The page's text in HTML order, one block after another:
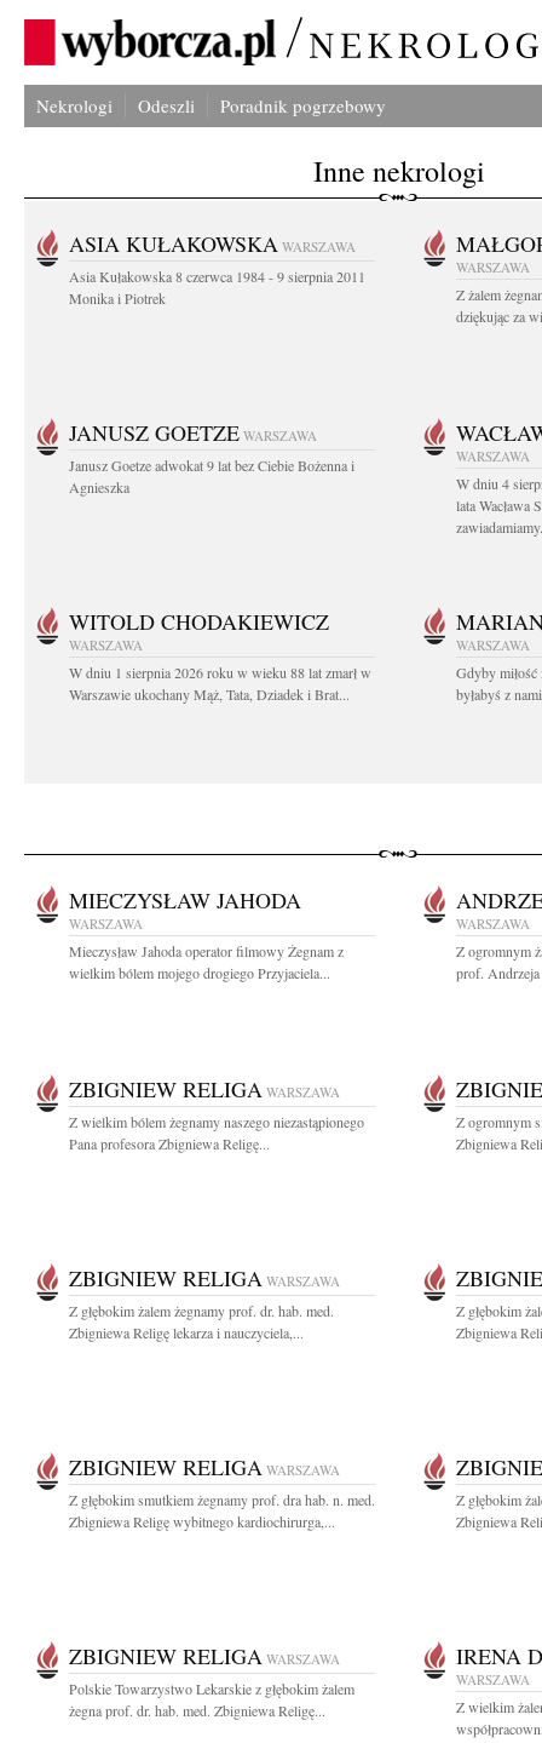
Nekrologi Odeszli Poradnik pogrzebowy
Inne nekrologi
ASIA KUŁAKOWSKA WARSZAWA
Asia Kułakowska 8 czerwca 1984 - 9 sierpnia 2011
Monika i Piotrek
WARSZAWA
Z żalem
dziękując za
JANUSZ GOETZE WARSZAWA
Janusz Goetze adwokat 9 lat bez Ciebie Bożenna i
Agnieszka
WARSZAWA
W dniu 4
lata Wacława
WITOLD CHODAKIEWICZ
WARSZAWA
W dniu 1 sierpnia 2026 roku w wieku 88 lat zmarł w
Warszawie ukochany Mąż, Tata, Dziadek i Brat...
WARSZAWA
Gdyby miłość
byłabyś z
MIECZYSŁAW JAHODA
WARSZAWA
Mieczysław Jahoda operator filmowy Żegnam z
wielkim bólem mojego drogiego Przyjaciela...
WARSZAWA
Z ogromnym
prof. Andrzeja
ZBIGNIEW RELIGA WARSZAWA
Z wielkim bólem żegnamy naszego niezastąpionego
Pana profesora Zbigniewa Religę...
Z ogromnym
Zbigniewa
ZBIGNIEW RELIGA WARSZAWA
Z głębokim żalem żegnamy prof. dr. hab. med.
Zbigniewa Religę lekarza i nauczyciela,...
Z głębokim
Zbigniewa
ZBIGNIEW RELIGA WARSZAWA
Z głębokim smutkiem żegnamy prof. dra hab. n. med.
Zbigniewa Religę wybitnego kardiochirurga,...
Z głębokim
Zbigniewa
ZBIGNIEW RELIGA WARSZAWA
Polskie Towarzystwo Lekarskie z głębokim żalem
żegna prof. dr. hab. med. Zbigniewa Religę...
IRENA
WARSZAWA
Z wielkim